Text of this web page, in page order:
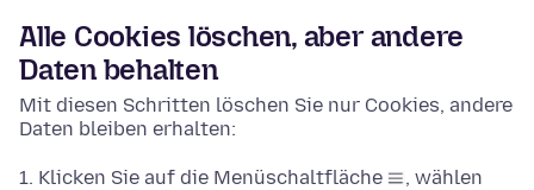
Alle Cookies löschen, aber andere
Daten behalten
Mit diesen Schritten löschen Sie nur Cookies, andere
Daten bleiben erhalten:
Klicken Sie auf die Menüschaltfläche
, wählen